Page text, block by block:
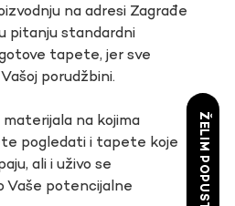
na adresi Zagrađe
pitanju standardni
tapete, jer sve
porudžbini.
na kojima
pogledati i tapete koje
ali i uživo se
Vaše potencijalne
ŽELIM POPUST